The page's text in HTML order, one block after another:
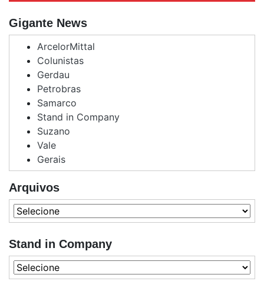
Gigante News
ArcelorMittal
Colunistas
Gerdau
Petrobras
Samarco
Stand in Company
Suzano
Vale
Gerais
Arquivos
Stand in Company